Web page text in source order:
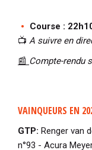
Course :
📺 A suivre en
📰 Compte-rendu
VAINQUEURS EN
GTP: Renger van
n°93 - Acura